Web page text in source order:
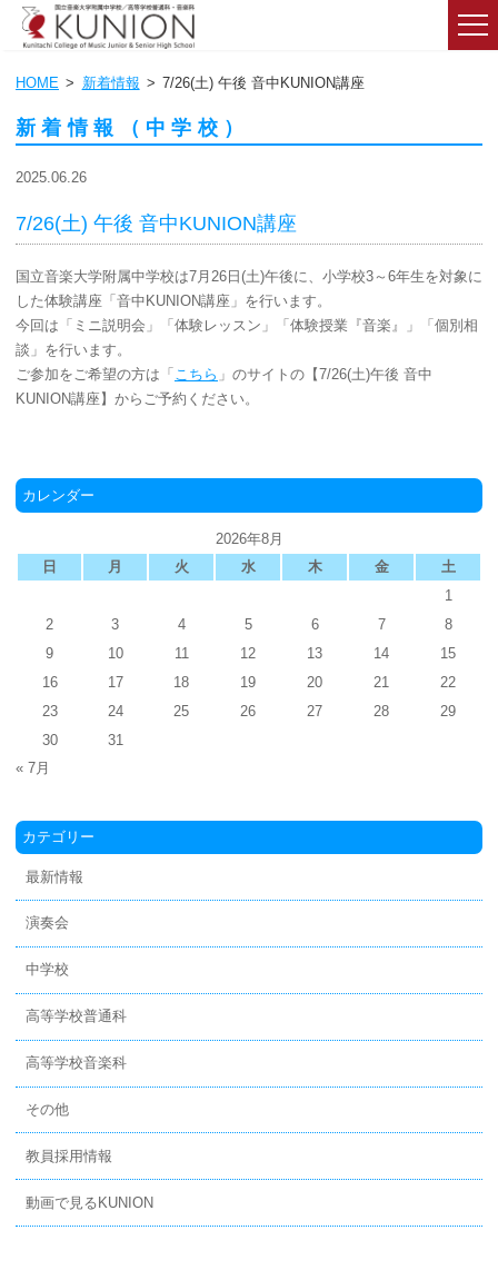
HOME 新着情報 7/26(土) 午後 音中KUNION講座
新着情報（中学校）
2025.06.26
7/26(土) 午後 音中KUNION講座
国立音楽大学附属中学校は7月26日(土)午後に、小学校3～6年生を対象に
した体験講座「音中KUNION講座」を行います。
今回は「ミニ説明会」「体験レッスン」「体験授業『音楽』」「個別相
談」を行います。
ご参加をご希望の方は「 こちら 」のサイトの【7/26(土)午後 音中
KUNION講座】からご予約ください。
カレンダー
2026年8月
日
月 火 水 木 金
土
1
2
3 4 5 6 7
8
9
10 11 12 13 14
15
16
17 18 19 20 21
22
23
24 25 26 27 28
29
30
31
« 7月
カテゴリー
最新情報
演奏会
中学校
高等学校普通科
高等学校音楽科
その他
教員採用情報
動画で見るKUNION